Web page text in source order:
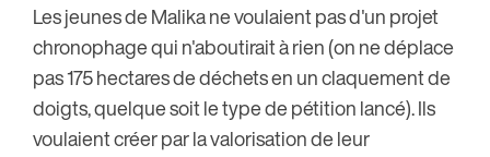
Les jeunes de Malika ne voulaient pas d'un projet
chronophage qui n'aboutirait à rien (on ne déplace
pas 175 hectares de déchets en un claquement de
doigts, quelque soit le type de pétition lancé). Ils
voulaient créer par la valorisation de leur